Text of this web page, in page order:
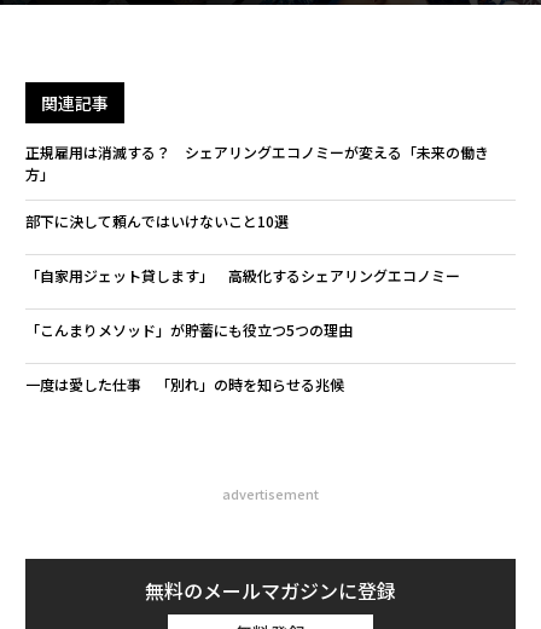
関連記事
正規雇用は消滅する？ シェアリングエコノミーが変える「未来の働き
方」
部下に決して頼んではいけないこと10選
「自家用ジェット貸します」 高級化するシェアリングエコノミー
「こんまりメソッド」が貯蓄にも役立つ5つの理由
一度は愛した仕事 「別れ」の時を知らせる兆候
advertisement
無料のメールマガジンに登録